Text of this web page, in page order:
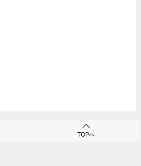
TOPへ